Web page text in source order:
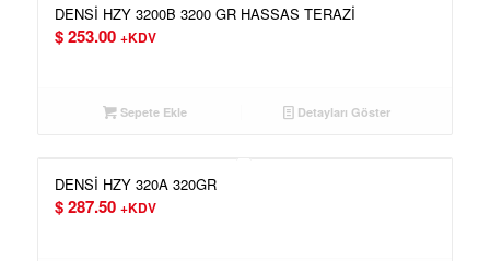
DENSİ HZY 3200B 3200 GR HASSAS TERAZİ
$253.00 +KDV
Sepete Ekle Detayları Göster
DENSİ HZY 320A 320GR
$287.50 +KDV